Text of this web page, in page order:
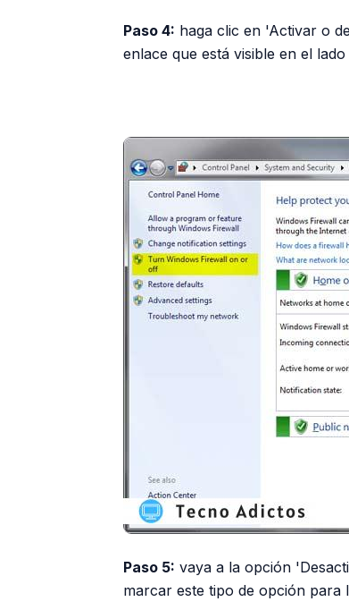
Paso 4: haga clic en 'Activar o
enlace que está visible en el
Paso 5: vaya a la opción
marcar este tipo de opción